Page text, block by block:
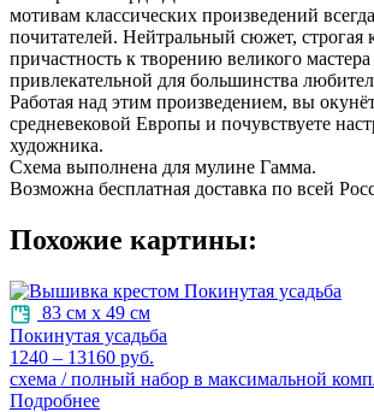
мотивам классических произведений
почитателей. Нейтральный сюжет, строгая
причастность к творению великого мастера
привлекательной для большинства
Работая над этим произведением, вы
средневековой Европы и почувствуете
художника.
Схема выполнена для мулине Гамма.
Возможна бесплатная доставка по всей
Похожие картины:
83 см х 49 см
Покинутая усадьба
1240 – 13160 руб.
схема / полный набор в максимальной
Подробнее